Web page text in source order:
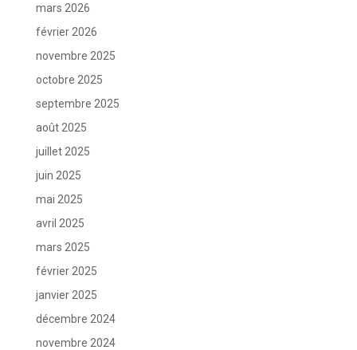
mars 2026
février 2026
novembre 2025
octobre 2025
septembre 2025
août 2025
juillet 2025
juin 2025
mai 2025
avril 2025
mars 2025
février 2025
janvier 2025
décembre 2024
novembre 2024